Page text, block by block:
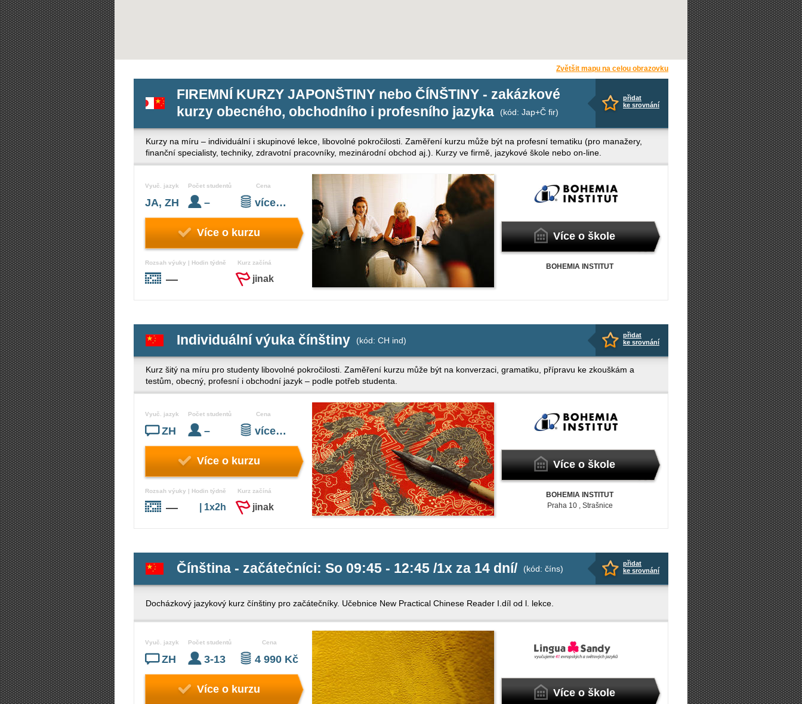
Zvětšit mapu na celou obrazovku
přidat
ke srovnání
FIREMNÍ KURZY JAPONŠTINY nebo ČÍNŠTINY - zakázkové
kurzy obecného, obchodního i profesního jazyka
(kód: Jap+Č fir)
Kurzy na míru – individuální i skupinové lekce, libovolné pokročilosti. Zaměření kurzu může být na profesní tematiku (pro manažery,
finanční specialisty, techniky, zdravotní pracovníky, mezinárodní obchod aj.). Kurzy ve firmě, jazykové škole nebo on-line.
Vyuč. jazyk
JA, ZH
Počet studentů
–
Cena
více…
Více o kurzu
Rozsah výuky | Hodin týdně
—
Kurz začíná
jinak
Více o škole
BOHEMIA INSTITUT
přidat
ke srovnání
Individuální výuka čínštiny (kód: CH ind)
Kurz šitý na míru pro studenty libovolné pokročilosti. Zaměření kurzu může být na konverzaci, gramatiku, přípravu ke zkouškám a
testům, obecný, profesní i obchodní jazyk – podle potřeb studenta.
Vyuč. jazyk
ZH
Počet studentů
–
Cena
více…
Více o kurzu
Rozsah výuky | Hodin týdně
— | 1x2h
Kurz začíná
jinak
Více o škole
BOHEMIA INSTITUT
Praha 10 , Strašnice
přidat
ke srovnání
Čínština - začátečníci: So 09:45 - 12:45 /1x za 14 dní/ (kód: číns)
Docházkový jazykový kurz čínštiny pro začátečníky. Učebnice New Practical Chinese Reader I.díl od l. lekce.
Vyuč. jazyk
ZH
Počet studentů
3-13
Cena
4 990 Kč
Více o kurzu Více o škole